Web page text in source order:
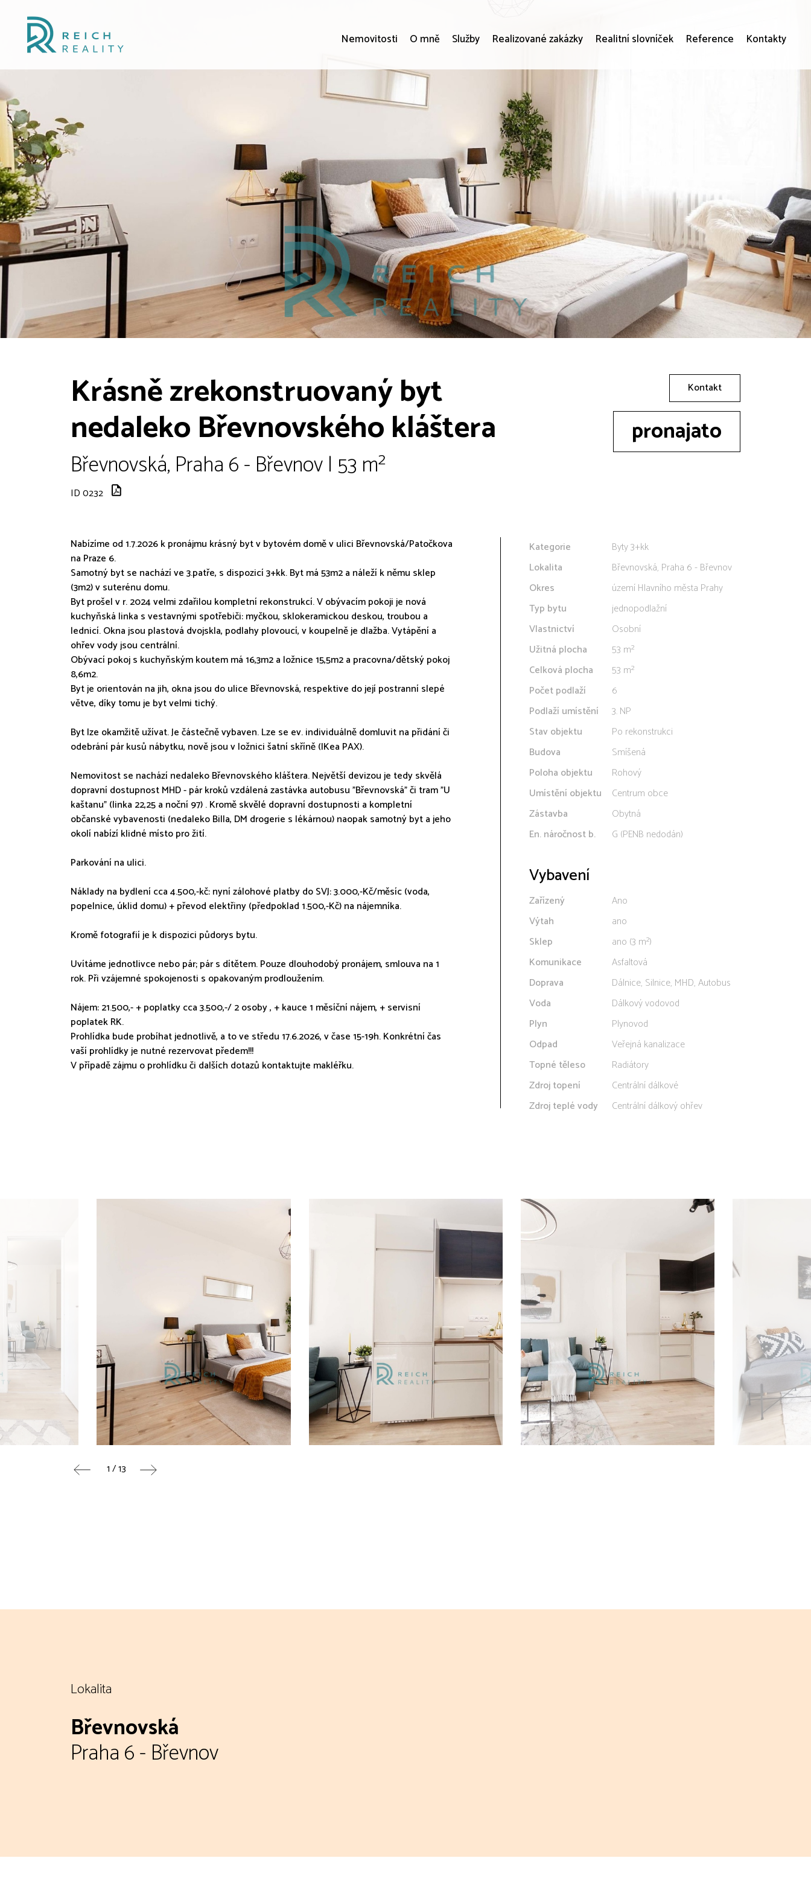
Nemovitosti O mně Služby Realizované zakázky Realitní slovníček Reference Kontakty
Krásně zrekonstruovaný byt
nedaleko Břevnovského kláštera
Břevnovská, Praha 6 - Břevnov | 53 m²
ID 0232
Kontakt
pronajato
Nabízíme od 1.7.2026 k pronájmu krásný byt v bytovém domě v ulici Břevnovská/Patočkova
na Praze 6.
Samotný byt se nachází ve 3.patře, s dispozicí 3+kk. Byt má 53m2 a náleží k němu sklep
(3m2) v suterénu domu.
Byt prošel v r. 2024 velmi zdařilou kompletní rekonstrukcí. V obývacím pokoji je nová
kuchyňská linka s vestavnými spotřebiči: myčkou, sklokeramickou deskou, troubou a
lednicí. Okna jsou plastová dvojskla, podlahy plovoucí, v koupelně je dlažba. Vytápění a
ohřev vody jsou centrální.
Obývací pokoj s kuchyňským koutem má 16,3m2 a ložnice 15,5m2 a pracovna/dětský pokoj
8,6m2.
Byt je orientován na jih, okna jsou do ulice Břevnovská, respektive do její postranní slepé
větve, díky tomu je byt velmi tichý.
Byt lze okamžitě užívat. Je částečně vybaven. Lze se ev. individuálně domluvit na přidání či
odebrání pár kusů nábytku, nově jsou v ložnici šatní skříně (IKea PAX).
Nemovitost se nachází nedaleko Břevnovského kláštera. Největší devizou je tedy skvělá
dopravní dostupnost MHD - pár kroků vzdálená zastávka autobusu "Břevnovská" či tram "U
kaštanu" (linka 22,25 a noční 97) . Kromě skvělé dopravní dostupnosti a kompletní
občanské vybavenosti (nedaleko Billa, DM drogerie s lékárnou) naopak samotný byt a jeho
okolí nabízí klidné místo pro žití.
Parkování na ulici.
Náklady na bydlení cca 4.500,-kč: nyní zálohové platby do SVJ: 3.000,-Kč/měsíc (voda,
popelnice, úklid domu) + převod elektřiny (předpoklad 1.500,-Kč) na nájemníka.
Kromě fotografií je k dispozici půdorys bytu.
Uvítáme jednotlivce nebo pár; pár s dítětem. Pouze dlouhodobý pronájem, smlouva na 1
rok. Při vzájemné spokojenosti s opakovaným prodloužením.
Nájem: 21.500,- + poplatky cca 3.500,-/ 2 osoby , + kauce 1 měsíční nájem, + servisní
poplatek RK.
Prohlídka bude probíhat jednotlivě, a to ve středu 17.6.2026, v čase 15-19h. Konkrétní čas
vaší prohlídky je nutné rezervovat předem!!!
V případě zájmu o prohlídku či dalších dotazů kontaktujte makléřku.
Kategorie
Byty 3+kk
Lokalita
Břevnovská, Praha 6 - Břevnov
Okres
území Hlavního města Prahy
Typ bytu
jednopodlažní
Vlastnictví
Osobní
Užitná plocha
53 m²
Celková plocha
53 m²
Počet podlaží
6
Podlaží umístění
3. NP
Stav objektu
Po rekonstrukci
Budova
Smíšená
Poloha objektu
Rohový
Umístění objektu
Centrum obce
Zástavba
Obytná
En. náročnost b.
G (PENB nedodán)
Vybavení
Zařízený
Ano
Výtah
ano
Sklep
ano (3 m²)
Komunikace
Asfaltová
Doprava
Dálnice, Silnice, MHD, Autobus
Voda
Dálkový vodovod
Plyn
Plynovod
Odpad
Veřejná kanalizace
Topné těleso
Radiátory
Zdroj topení
Centrální dálkové
Zdroj teplé vody
Centrální dálkový ohřev
1 / 13
Lokalita
Břevnovská
Praha 6 - Břevnov